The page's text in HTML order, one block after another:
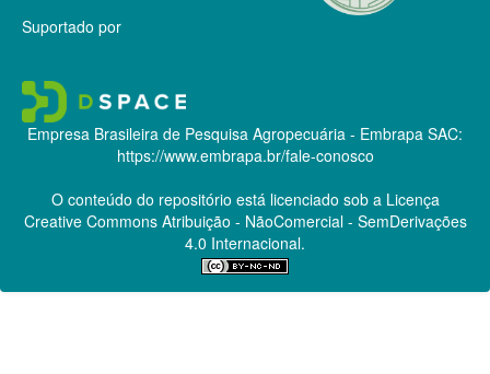
Suportado por
Empresa Brasileira de Pesquisa Agropecuária - Embrapa SAC:
https://www.embrapa.br/fale-conosco
O conteúdo do repositório está licenciado sob a Licença
Creative CommonsAtribuição - NãoComercial - SemDerivações
4.0 Internacional.